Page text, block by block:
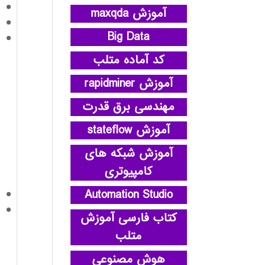
آموزش maxqda
Big Data
کد آماده متلب
آموزش rapidminer
مهندسی برق قدرت
آموزش stateflow
آموزش شبکه های
کامپیوتری
Automation Studio
کتاب فارسی آموزش
متلب
هوش مصنوعی